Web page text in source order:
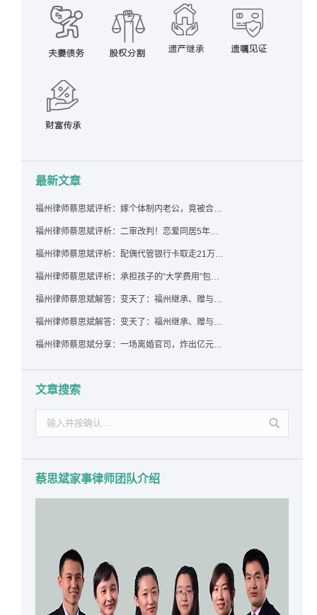
最新文章
福州律师蔡思斌评析：嫁个体制内老公，竟被合伙设局背上近百万债务，婚前不查征信真要命！
福州律师蔡思斌评析：二审改判！恋爱同居5年为女友买车，分手后能要回吗？
福州律师蔡思斌评析：配偶代管银行卡取走21万，离婚后这笔钱还要得回来吗？
福州律师蔡思斌评析：承担孩子的“大学费用”包括高额留学费用吗？
福州律师蔡思斌解答：变天了：福州继承、赠与房产转让要收20%个税？福州国税官方回复来了！
福州律师蔡思斌解答：变天了：福州继承、赠与房产转让要收20%个税？福州国税官方回答来了！
福州律师蔡思斌分享：一场离婚官司，炸出亿元“糊涂账”：本想分割家产，结果“自爆”了家底
文章搜索
蔡思斌家事律师团队介绍